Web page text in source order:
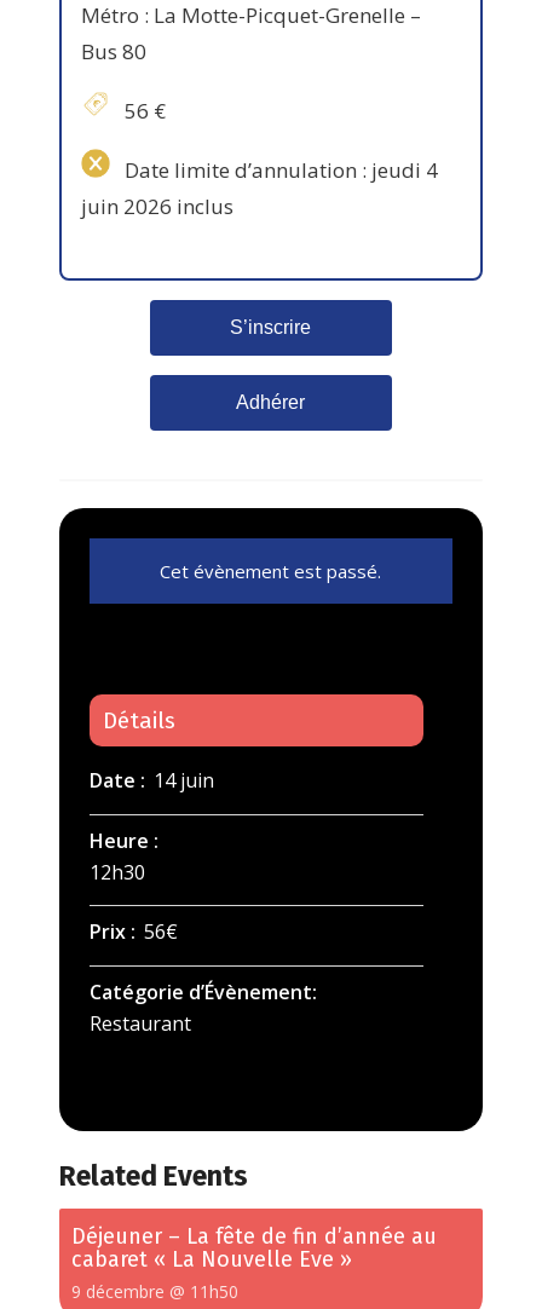
Métro : La Motte-Picquet-Grenelle –
Bus 80
56 €
Date limite d’annulation : jeudi 4
juin 2026 inclus
S’inscrire
Adhérer
Cet évènement est passé.
Détails
Date : 14 juin
Heure :
12h30
Prix : 56€
Catégorie d’Évènement:
Restaurant
Related Events
Déjeuner – La fête de fin d’année au
cabaret « La Nouvelle Eve »
9 décembre @ 11h50